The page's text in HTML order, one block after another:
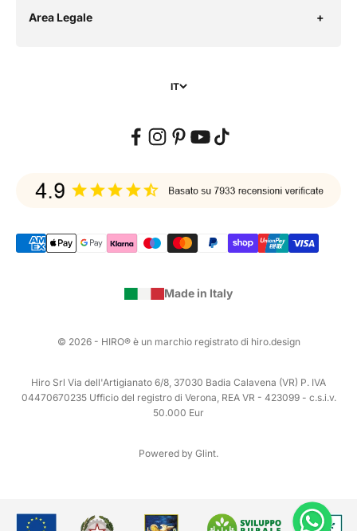
Area Legale
IT
Made in Italy
© 2026 - HIRO® è un marchio registrato di hiro.design
Hiro Srl Via dell'Artigianato 6/8, 37030 Badia Calavena (VR) P. IVA
04470670235 Ufficio del registro di Verona, REA VR - 423099 - c.s.i.v.
50.000 Eur
Powered by Glint.